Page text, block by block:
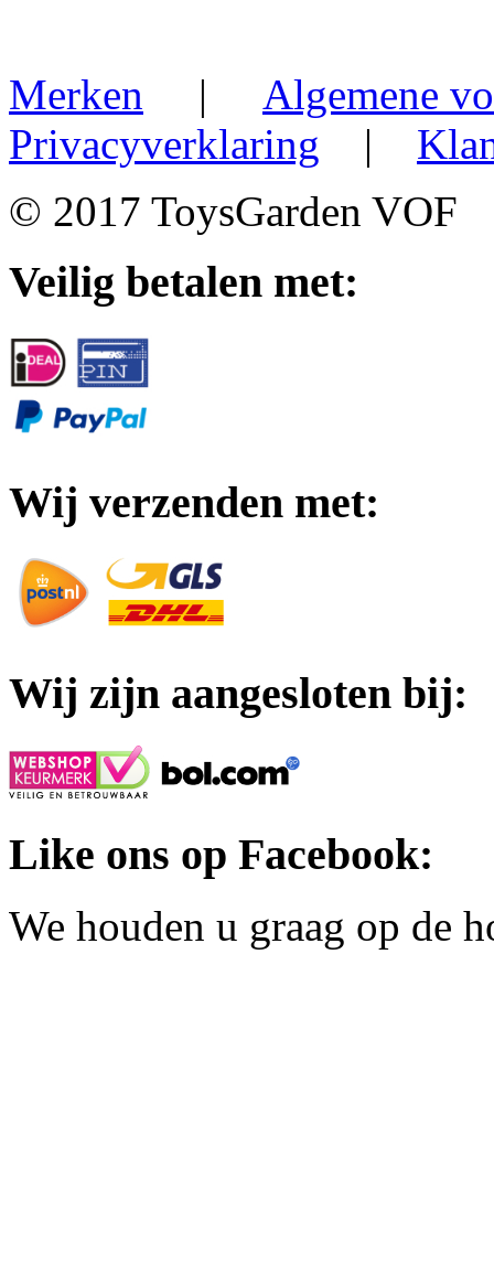
Merken | Algemene
Privacyverklaring |
© 2017 ToysGarden VOF
Veilig betalen met:
Wij verzenden met:
Wij zijn aangesloten bij:
Like ons op Facebook:
We houden u graag op de